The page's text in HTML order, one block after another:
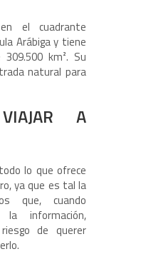
el cuadrante
Arábiga y tiene
km². Su
natural para
A
lo que ofrece
ya que es tal la
que, cuando
información,
de querer